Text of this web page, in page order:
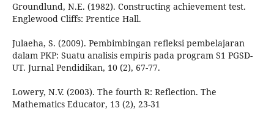
Groundlund, N.E. (1982). Constructing achievement test.
Englewood Cliffs: Prentice Hall.
Julaeha, S. (2009). Pembimbingan refleksi pembelajaran
dalam PKP: Suatu analisis empiris pada program S1 PGSD-
UT. Jurnal Pendidikan, 10 (2), 67-77.
Lowery, N.V. (2003). The fourth R: Reflection. The
Mathematics Educator, 13 (2), 23-31